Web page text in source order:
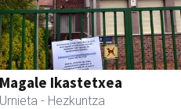
Magale Ikastetxea
Urnieta - Hezkuntza